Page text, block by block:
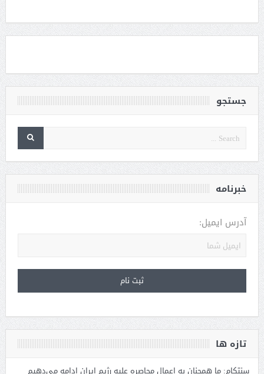
جستجو
خبرنامه
آدرس ایمیل:
تازه ها
سنتکام: ما همچنان به اعمال محاصره علیه رژیم ایران ادامه می‌دهیم